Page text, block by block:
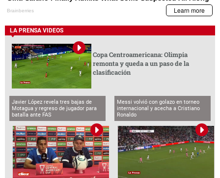
LA PRENSA VIDEOS
Copa Centroamericana: Olimpia
remonta y queda a un paso de la
clasificación
Javier López revela tres bajas de
Motagua y regreso de jugador para
batalla ante FAS
Messi volvió con golazo en torneo
internacional y acecha a Cristiano
Ronaldo